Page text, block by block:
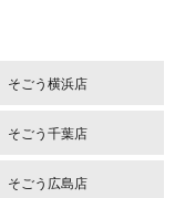
そごう横浜店
そごう千葉店
そごう広島店